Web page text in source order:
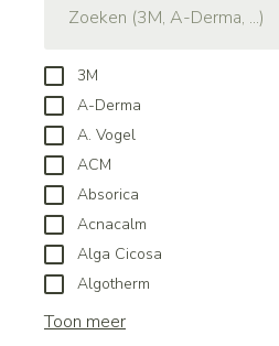
3M
A-Derma
A. Vogel
ACM
Absorica
Acnacalm
Alga Cicosa
Algotherm
Toon meer